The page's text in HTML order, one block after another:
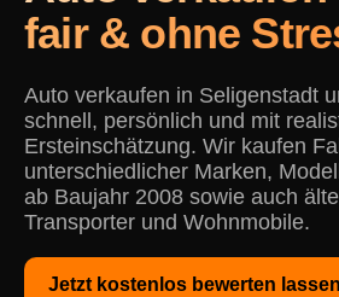
fair & ohne
Auto verkaufen in Seligenstadt
schnell, persönlich und mit
Ersteinschätzung. Wir kaufen
unterschiedlicher Marken,
ab Baujahr 2008 sowie auch
Transporter und Wohnmobile.
Jetzt kostenlos bewerten lassen